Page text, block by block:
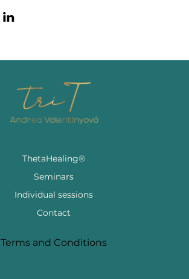
ThetaHealing®
Seminars
Individual sessions
Contact
Terms and Conditions